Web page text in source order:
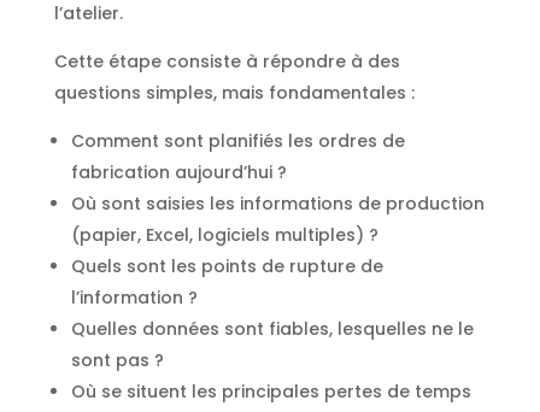
l’atelier.
Cette étape consiste à répondre à des
questions simples, mais fondamentales :
Comment sont planifiés les ordres de
fabrication aujourd’hui ?
Où sont saisies les informations de production
(papier, Excel, logiciels multiples) ?
Quels sont les points de rupture de
l’information ?
Quelles données sont fiables, lesquelles ne le
sont pas ?
Où se situent les principales pertes de temps